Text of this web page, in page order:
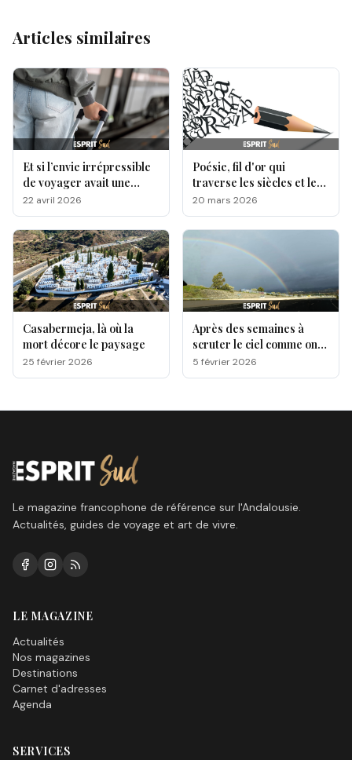
Articles similaires
Et si l’envie irrépressible
de voyager avait une
origine génétique ?
22 avril 2026
Poésie, fil d'or qui
traverse les siècles et les
cultures
20 mars 2026
Casabermeja, là où la
mort décore le paysage
25 février 2026
Après des semaines à
scruter le ciel comme on
attend une lettre qui
n’arrive pas, une question
quand le soleil va-t-il
5 février 2026
Le magazine francophone de référence sur l'Andalousie.
Actualités, guides de voyage et art de vivre.
LE MAGAZINE
Actualités
Nos magazines
Destinations
Carnet d'adresses
Agenda
SERVICES